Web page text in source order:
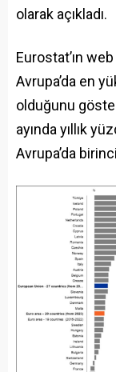
olarak açıkladı.
Eurostat’ın
Avrupa’da en
olduğunu
ayında yıllık
Avrupa’da